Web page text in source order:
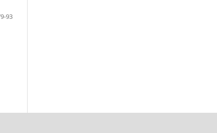
93